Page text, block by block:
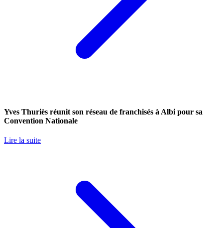
Yves Thuriès réunit son réseau de franchisés à Albi pour sa
Convention Nationale
Lire la suite